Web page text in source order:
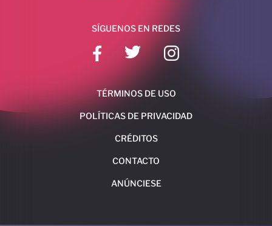
SÍGUENOS EN REDES
TÉRMINOS DE USO
POLÍTICAS DE PRIVACIDAD
CRÉDITOS
CONTACTO
ANÚNCIESE